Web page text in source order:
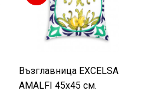
Възглавница EXCELSA
AMALFI 45х45 см.